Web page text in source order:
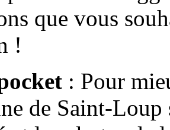
que vous
!
: Pour
de Saint-Loup